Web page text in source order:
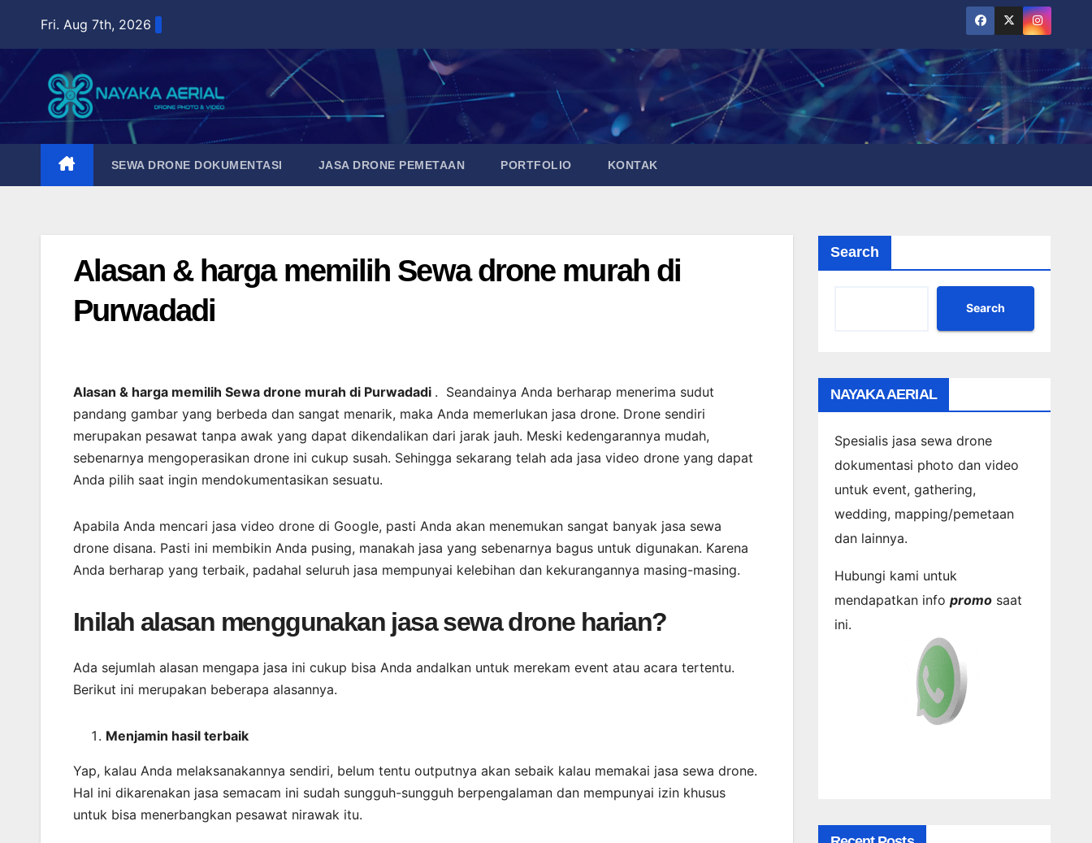
content
Fri. Aug 7th, 2026
SEWA DRONE DOKUMENTASI JASA DRONE PEMETAAN PORTFOLIO KONTAK
Alasan & harga memilih Sewa drone murah di
Purwadadi
Alasan & harga memilih Sewa drone murah di Purwadadi . Seandainya Anda berharap menerima sudut
pandang gambar yang berbeda dan sangat menarik, maka Anda memerlukan jasa drone. Drone sendiri
merupakan pesawat tanpa awak yang dapat dikendalikan dari jarak jauh. Meski kedengarannya mudah,
sebenarnya mengoperasikan drone ini cukup susah. Sehingga sekarang telah ada jasa video drone yang dapat
Anda pilih saat ingin mendokumentasikan sesuatu.
Apabila Anda mencari jasa video drone di Google, pasti Anda akan menemukan sangat banyak jasa sewa
drone disana. Pasti ini membikin Anda pusing, manakah jasa yang sebenarnya bagus untuk digunakan. Karena
Anda berharap yang terbaik, padahal seluruh jasa mempunyai kelebihan dan kekurangannya masing-masing.
Inilah alasan menggunakan jasa sewa drone harian?
Ada sejumlah alasan mengapa jasa ini cukup bisa Anda andalkan untuk merekam event atau acara tertentu.
Berikut ini merupakan beberapa alasannya.
Menjamin hasil terbaik
Yap, kalau Anda melaksanakannya sendiri, belum tentu outputnya akan sebaik kalau memakai jasa sewa drone.
Hal ini dikarenakan jasa semacam ini sudah sungguh-sungguh berpengalaman dan mempunyai izin khusus
untuk bisa menerbangkan pesawat nirawak itu.
Search
Search
NAYAKA AERIAL
Spesialis jasa sewa drone
dokumentasi photo dan video
untuk event, gathering,
wedding, mapping/pemetaan
dan lainnya.
Hubungi kami untuk
mendapatkan info promosaat
ini.